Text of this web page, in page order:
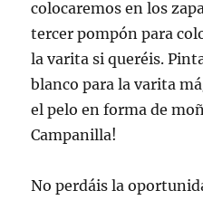
colocaremos en los
tercer pompón para
la varita si queréis.
blanco para la varita
el pelo en forma de
Campanilla!
No perdáis la